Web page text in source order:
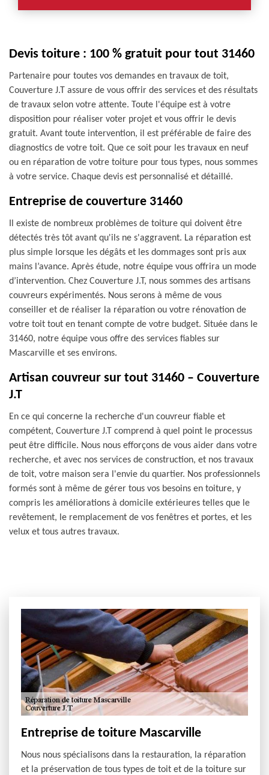
Devis toiture : 100 % gratuit pour tout 31460
Partenaire pour toutes vos demandes en travaux de toit,
Couverture J.T assure de vous offrir des services et des résultats
de travaux selon votre attente. Toute l'équipe est à votre
disposition pour réaliser voter projet et vous offrir le devis
gratuit. Avant toute intervention, il est préférable de faire des
diagnostics de votre toit. Que ce soit pour les travaux en neuf
ou en réparation de votre toiture pour tous types, nous sommes
à votre service. Chaque devis est personnalisé et détaillé.
Entreprise de couverture 31460
Il existe de nombreux problèmes de toiture qui doivent être
détectés très tôt avant qu'ils ne s'aggravent. La réparation est
plus simple lorsque les dégâts et les dommages sont pris aux
mains l’avance. Après étude, notre équipe vous offrira un mode
d’intervention. Chez Couverture J.T, nous sommes des artisans
couvreurs expérimentés. Nous serons à même de vous
conseiller et de réaliser la réparation ou votre rénovation de
votre toit tout en tenant compte de votre budget. Située dans le
31460, notre équipe vous offre des services fiables sur
Mascarville et ses environs.
Artisan couvreur sur tout 31460 – Couverture
J.T
En ce qui concerne la recherche d'un couvreur fiable et
compétent, Couverture J.T comprend à quel point le processus
peut être difficile. Nous nous efforçons de vous aider dans votre
recherche, et avec nos services de construction, et nos travaux
de toit, votre maison sera l'envie du quartier. Nos professionnels
formés sont à même de gérer tous vos besoins en toiture, y
compris les améliorations à domicile extérieures telles que le
revêtement, le remplacement de vos fenêtres et portes, et les
velux et tous autres travaux.
Entreprise de toiture Mascarville
Nous nous spécialisons dans la restauration, la réparation
et la préservation de tous types de toit et de la toiture sur